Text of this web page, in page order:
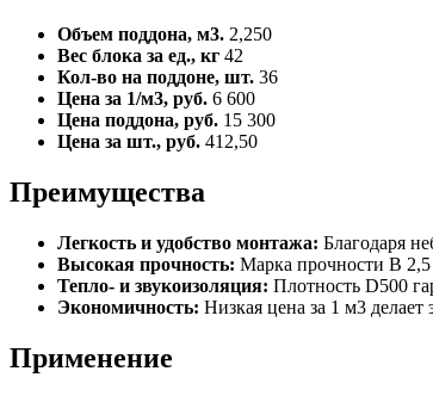
Объем поддона, м3. 2,250
Вес блока за ед., кг 42
Кол-во на поддоне, шт. 36
Цена за 1/м3, руб. 6 600
Цена поддона, руб. 15 300
Цена за шт., руб. 412,50
Преимущества
Легкость и удобство монтажа: Благодаря
Высокая прочность: Марка прочности B 2,5
Тепло- и звукоизоляция: Плотность D500
Экономичность: Низкая цена за 1 м3
Применение